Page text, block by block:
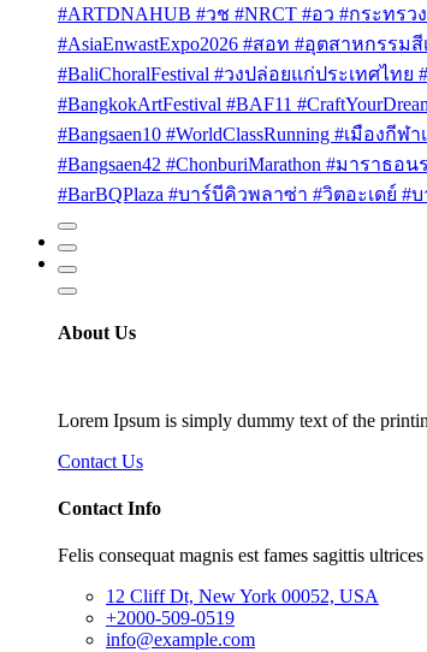
#ARTDNAHUB #วช #NRCT #อว #กระทร
#AsiaEnwastExpo2026 #สอท #อุตสาหกรรม
#BaliChoralFestival #วงปล่อยแก่ประเทศไทย
#BangkokArtFestival #BAF11
#Bangsaen10 #WorldClassRunning #เมือง
#Bangsaen42 #ChonburiMarathon #มารา
#BarBQPlaza #บาร์บีคิวพลาซ่า #วิตอะเดย์ #
About Us
Lorem Ipsum is simply dummy text of the
Contact Us
Contact Info
Felis consequat magnis est fames sagittis
12 Cliff Dt, New York 00052, USA
+2000-509-0519
info@example.com